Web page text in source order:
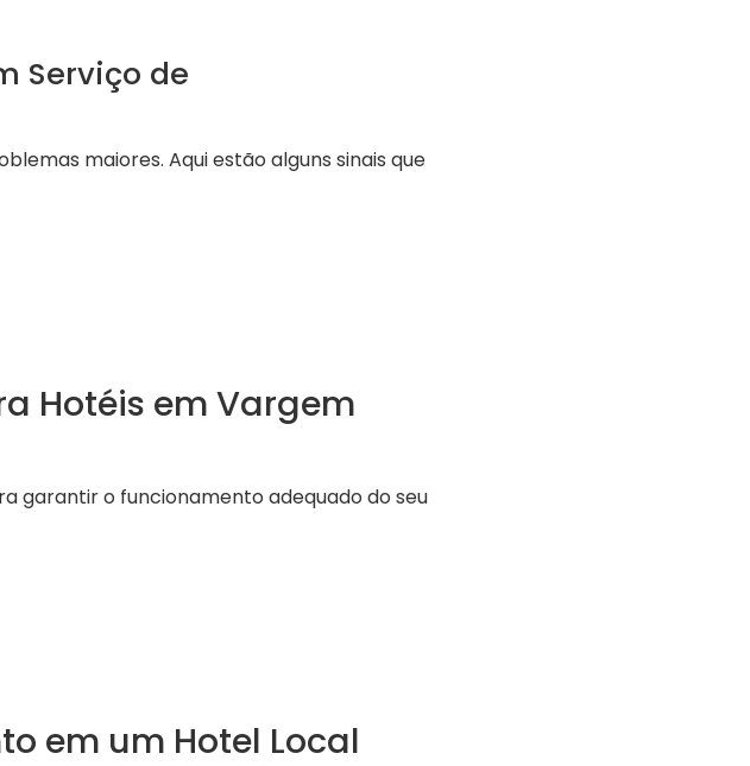
Serviço de
maiores. Aqui estão alguns sinais que
Hotéis em Vargem
garantir o funcionamento adequado do seu
em um Hotel Local